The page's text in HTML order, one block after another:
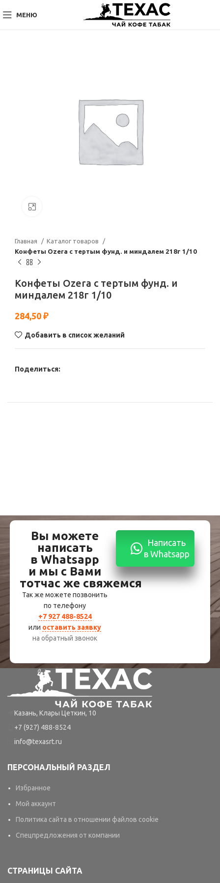
МЕНЮ
Главная
Каталог товаров
Конфеты Ozera с тертым фунд. и миндалем 218г 1/10
Конфеты Ozera с тертым фунд. и
миндалем 218г 1/10
284,50 ₽
Добавить в список желаний
Поделиться:
Вы можете
написать
в Whatsapp
и мы с Вами
тотчас же свяжемся
Так же можете позвонить
по телефону
+7 927 488-8524
или оставить заявку
на обратный звонок
Написать
в Whatsapp
Казань, Клары Цеткин, 10
+7 (927) 488-8524
info@texasrt.ru
ПЕРСОНАЛЬНЫЙ РАЗДЕЛ
Избранное
Мой аккаунт
Политика сайта в отношении файлов cookie
Спецпредложения от компании
СТРАНИЦЫ САЙТА